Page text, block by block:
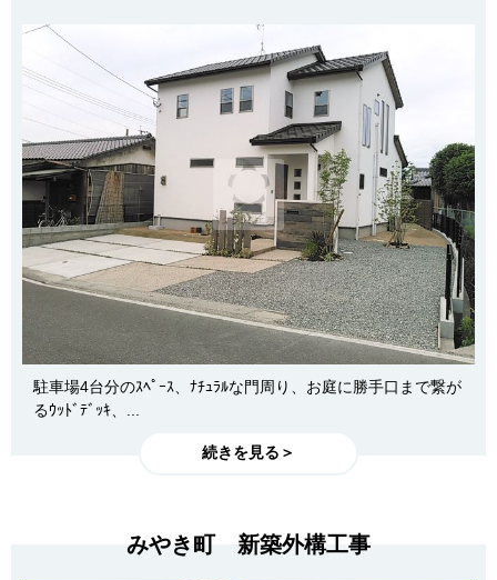
駐車場4台分のｽﾍﾟｰｽ、ﾅﾁｭﾗﾙな門周り、お庭に勝手口まで繋が
るｳｯﾄﾞﾃﾞｯｷ、...
続きを見る＞
みやき町 新築外構工事